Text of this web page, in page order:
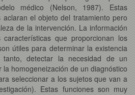
médico (Nelson, 1987). Estas
aclaran el objeto del tratamiento pero
de la intervención. La información
que proporcionan los
útiles para determinar la existencia
detectar la necesidad de un
homogeneización de un diagnóstico
seleccionar a los sujetos que van a
Estas funciones son muy